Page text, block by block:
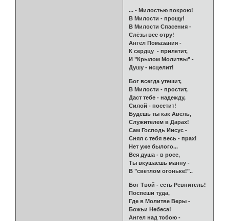
... - Милостью покрою!
В Милости - прощу!
В Милости Спасения -
Слёзы все отру!
Ангел Помазания -
К сердцу - прилетит,
И "Крылом Молитвы" -
Душу - исцелит!
Бог всегда утешит,
В Милости - простит,
Даст тебе - надежду,
Силой - посетит!
Будешь ты как Авель,
Служителем в Дарах!
Сам Господь Иисус -
Снял с тебя весь - прах!
Нет уже былого...
Вся душа - в росе,
Ты вкушаешь манну -
В "светлом огоньке!"..
Бог Твой - есть Ревнитель!
Поспеши туда,
Где в Молитве Веры -
Божьи Небеса!
Ангел над тобою -